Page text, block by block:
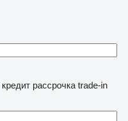
кредит рассрочка trade-in